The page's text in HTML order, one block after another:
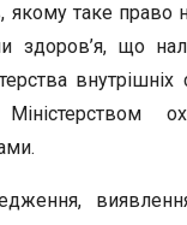
якому таке право
здоров’я, що